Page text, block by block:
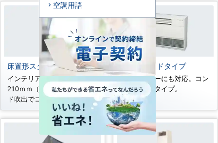
床置形スタンドタイプ
インテリアフィットの奥行き
210ｍｍ（P45～P80） ワイ
ド吹出でコーナー設置も可能
床置形サイドタイプ
ペリメーターにも対応。コン
パクト露出タイプ。
空調用語